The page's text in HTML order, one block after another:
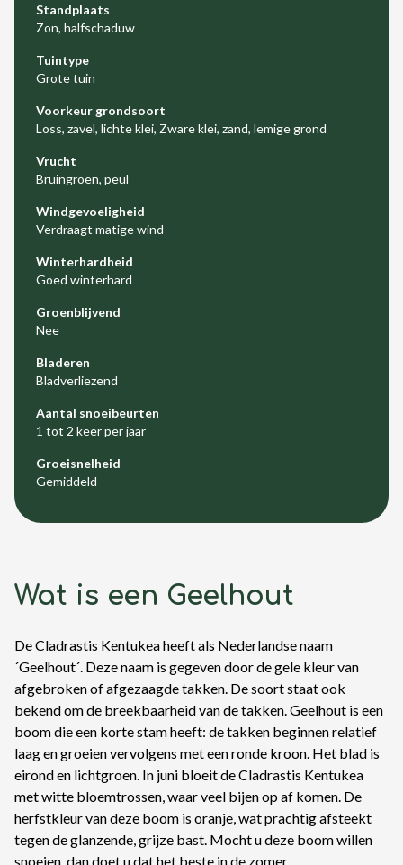
Standplaats
Zon, halfschaduw
Tuintype
Grote tuin
Voorkeur grondsoort
Loss, zavel, lichte klei, Zware klei, zand, lemige grond
Vrucht
Bruingroen, peul
Windgevoeligheid
Verdraagt matige wind
Winterhardheid
Goed winterhard
Groenblijvend
Nee
Bladeren
Bladverliezend
Aantal snoeibeurten
1 tot 2 keer per jaar
Groeisnelheid
Gemiddeld
Wat is een Geelhout
De Cladrastis Kentukea heeft als Nederlandse naam
´Geelhout´. Deze naam is gegeven door de gele kleur van
afgebroken of afgezaagde takken. De soort staat ook
bekend om de breekbaarheid van de takken. Geelhout is een
boom die een korte stam heeft: de takken beginnen relatief
laag en groeien vervolgens met een ronde kroon. Het blad is
eirond en lichtgroen. In juni bloeit de Cladrastis Kentukea
met witte bloemtrossen, waar veel bijen op af komen. De
herfstkleur van deze boom is oranje, wat prachtig afsteekt
tegen de glanzende, grijze bast. Mocht u deze boom willen
snoeien, dan doet u dat het beste in de zomer.